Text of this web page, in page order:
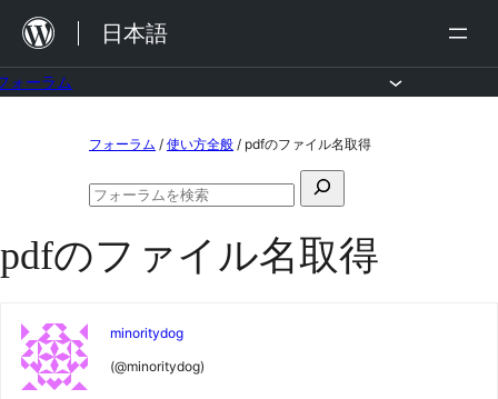
を
日本語
ォーラム
ツ
フォーラム / 使い方全般 / pdfのファイル名取得
検
対
フ
ー
ラ
pdfのファイル名取得
minoritydog
(@minoritydog)